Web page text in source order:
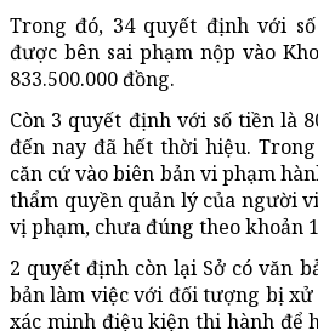
Trong đó, 34 quyết định với
được bên sai phạm nộp vào
833.500.000 đồng.
Còn 3 quyết định với số tiền là
đến nay đã hết thời hiệu.
căn cứ vào biên bản vi phạm
thẩm quyền quản lý của người
vị phạm, chưa đúng theo khoản
2 quyết định còn lại Sở có văn
bản làm việc với đối tượng bị
xác minh điệu kiện thi hành để